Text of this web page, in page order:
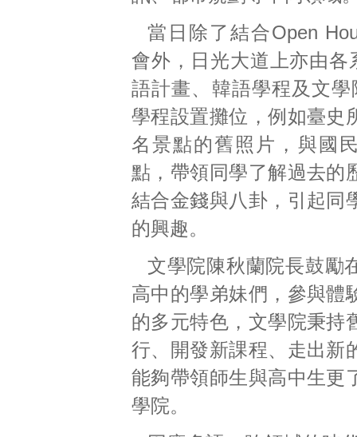
當日除了結合Open
會外，日光大道上亦由各
語計畫、韓語學程及文
學程設置攤位，例如臺史
名景點的舊照片，與國
點，帶領同學了解過去的
結合金錢與八卦，引起同
的興趣。
文學院陳秋蘭院長鼓勵
高中的學弟妹們，參與體
的多元特色，文學院秉持
行、開發新課程、走出新
能夠帶領師生與高中生更
學院。